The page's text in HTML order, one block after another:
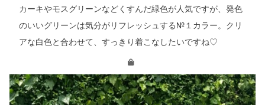
カーキやモスグリーンなどくすんだ緑色が人気ですが、発色
のいいグリーンは気分がリフレッシュする№１カラー。クリ
アな白色と合わせて、すっきり着こなしたいですね♡